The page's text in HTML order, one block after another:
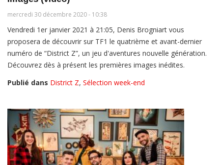
mercredi 30 décembre 2020 - 10:38
Vendredi 1er janvier 2021 à 21:05, Denis Brogniart vous
proposera de découvrir sur TF1 le quatrième et avant-dernier
numéro de “District Z”, un jeu d'aventures nouvelle génération.
Découvrez dès à présent les premières images inédites.
Publié dans District Z, Sélection week-end